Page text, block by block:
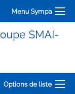
Menu Sympa
SMAI-
Options de liste